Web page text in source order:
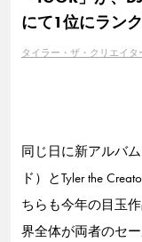
にて1位にラン
タイラー・ザ・クリエイタ
同じ日に新アルバ
ド）とTyler the
ちらも今年の目玉
界全体が両者のセ